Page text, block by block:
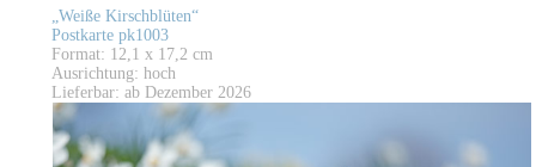
„Weiße Kirschblüten“
Postkarte pk1003
Format: 12,1 x 17,2 cm
Ausrichtung: hoch
Lieferbar: ab Dezember 2026